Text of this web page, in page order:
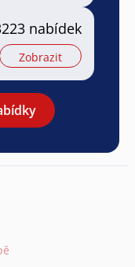
nabídek
Zobrazit